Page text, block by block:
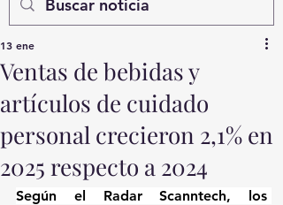
Ventas de bebidas y
artículos de cuidado
personal crecieron 2,1% en
2025 respecto a 2024
13 ene
Según el Radar Scanntech, los